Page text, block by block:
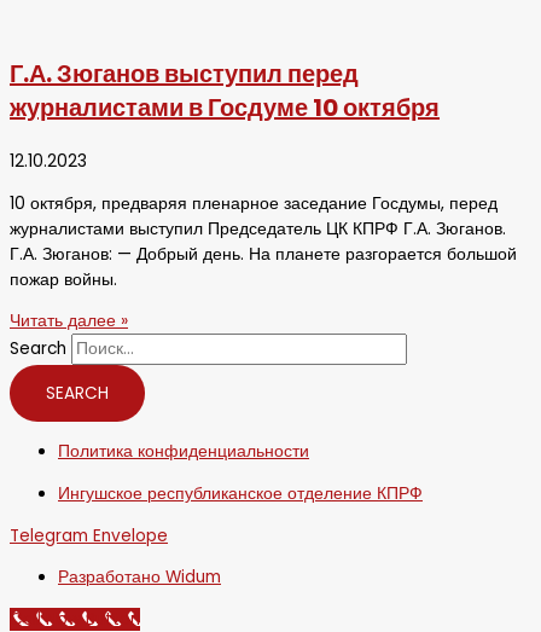
Г.А. Зюганов выступил перед
журналистами в Госдуме 10 октября
12.10.2023
10 октября, предваряя пленарное заседание Госдумы, перед
журналистами выступил Председатель ЦК КПРФ Г.А. Зюганов.
Г.А. Зюганов: — Добрый день. На планете разгорается большой
пожар войны.
Читать далее »
Search
SEARCH
Политика конфиденциальности
Ингушское республиканское отделение КПРФ
Telegram Envelope
Разработано Widum
Call Now Button